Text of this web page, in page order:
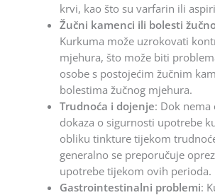
krvi, kao što su varfarin ili
Žučni kamenci ili bolesti
Kurkuma može uzrokovati
mjehura, što može biti
osobe s postojećim žučnim
bolestima žučnog mjehura.
Trudnoća i dojenje: Dok
dokaza o sigurnosti upotrebe
obliku tinkture tijekom
generalno se preporučuje
upotrebe tijekom ovih perioda.
Gastrointestinalni problemi: